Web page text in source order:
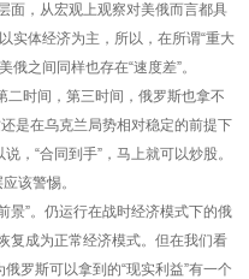
面，从宏观上观察对美俄而言都具
实体经济为主，所以，在所谓“重大
俄之间同样也存在“速度差”。
二时间，第三时间，俄罗斯也拿不
是在乌克兰局势相对稳定的前提下
，“合同到手”，马上就可以炒股。
该警惕。
景”。仍运行在战时经济模式下的俄
复成为正常经济模式。但在我们看
罗斯可以拿到的“现实利益”有一个